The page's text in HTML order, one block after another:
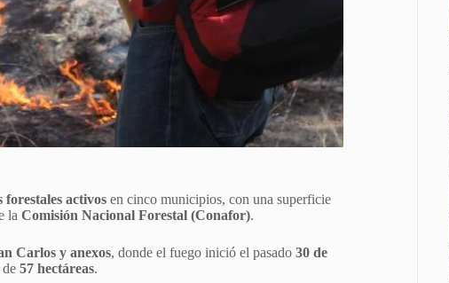
forestales activos en cinco municipios, con una superficie
la Comisión Nacional Forestal (Conafor).
Carlos y anexos, donde el fuego inició el pasado 30 de
57 hectáreas.